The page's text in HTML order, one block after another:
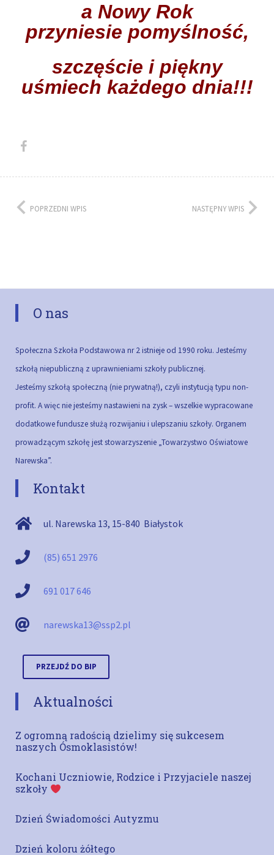
a Nowy Rok
przyniesie pomyślność,
szczęście i piękny
uśmiech każdego dnia!!!
POPRZEDNI WPIS NASTĘPNY WPIS
O nas
Społeczna Szkoła Podstawowa nr 2 istnieje od 1990 roku. Jesteśmy
szkołą niepubliczną z uprawnieniami szkoły publicznej.
Jesteśmy szkołą społeczną (nie prywatną!), czyli instytucją typu non-
profit. A więc nie jesteśmy nastawieni na zysk – wszelkie wypracowane
dodatkowe fundusze służą rozwijaniu i ulepszaniu szkoły. Organem
prowadzącym szkołę jest stowarzyszenie „Towarzystwo Oświatowe
Narewska”.
Kontakt
ul. Narewska 13, 15-840 Białystok
(85) 651 2976
691 017 646
narewska13@ssp2.pl
PRZEJDŹ DO BIP
Aktualności
Z ogromną radością dzielimy się sukcesem
naszych Ósmoklasistów!
Kochani Uczniowie, Rodzice i Przyjaciele naszej
szkoły
Dzień Świadomości Autyzmu
Dzień koloru żółtego